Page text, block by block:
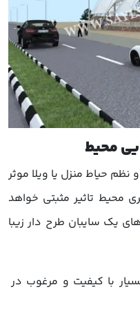
محیط
حیاط منزل یا ویلا موثر
محیط تاثیر مثبتی خواهد
یک سایبان طرح دار زیبا
با کیفیت و مرغوب در